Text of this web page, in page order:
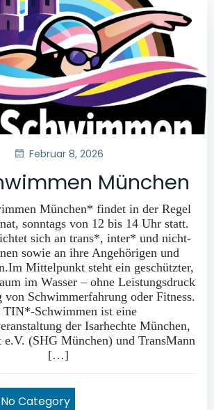
Februar 8, 2026
München
München* findet in der Regel
sonntags von 12 bis 14 Uhr statt.
sich an trans*, inter* und nicht-
sowie an ihre Angehörigen und
Mittelpunkt steht ein geschützter,
im Wasser – ohne Leistungsdruck
von Schwimmerfahrung oder Fitness.
TIN*-Schwimmen ist eine
der Isarhechte München,
e.V. (SHG München) und TransMann
[…]
No Category